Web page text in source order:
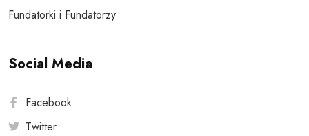
Fundatorki i Fundatorzy
Social Media
Facebook
Twitter